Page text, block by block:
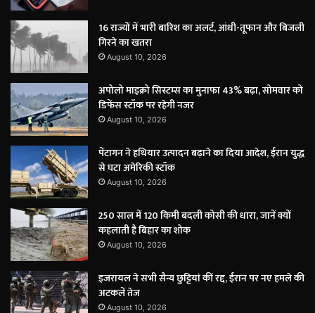
16 राज्यों में भारी बारिश का अलर्ट, आंधी-तूफान और बिजली
गिरने का खतरा
August 10, 2026
अपोलो माइक्रो सिस्टम्स का मुनाफा 43% बढ़ा, सोमवार को
डिफेंस स्टॉक पर रहेगी नजर
August 10, 2026
पेंटागन ने हथियार उत्पादन बढ़ाने का दिया आदेश, ईरान युद्ध
से घटा अमेरिकी स्टॉक
August 10, 2026
250 साल में 120 किमी बदली कोसी की धारा, जानें क्यों
कहलाती है बिहार का शोक
August 10, 2026
इजरायल ने सभी सैन्य छुट्टियां कीं रद्द, ईरान पर नए हमले की
अटकलें तेज
August 10, 2026